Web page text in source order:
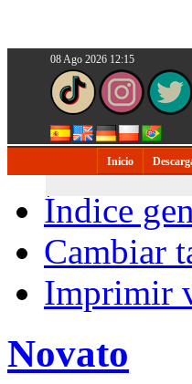
08 Ago 2026 12:15
Inicio
Índice
Cambiar
Imprimir
Novato